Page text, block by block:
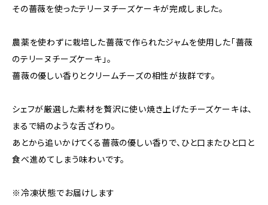
その薔薇を使ったテリーヌチーズケーキが完成しました。
農薬を使わずに栽培した薔薇で作られたジャムを使用した「薔薇
のテリーヌチーズケーキ」。
薔薇の優しい香りとクリームチーズの相性が抜群です。
シェフが厳選した素材を贅沢に使い焼き上げたチーズケーキは、
まるで絹のような舌ざわり。
あとから追いかけてくる薔薇の優しい香りで、ひと口またひと口と
食べ進めてしまう味わいです。
※冷凍状態でお届けします